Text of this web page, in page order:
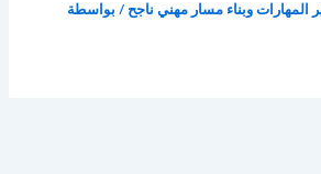
المهارات وبناء مسار مهني ناجح/ بواسطة